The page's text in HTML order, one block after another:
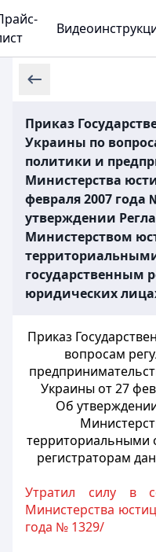
Приказ
Украины по
политики и
Министерства
февраля 2007 года
утверждении
Министерством
государственным
юридических
Приказ
вопросам
Украины от 27
Об
территориальными
регистраторам
Утратил силу в
Министерства
года № 1329/